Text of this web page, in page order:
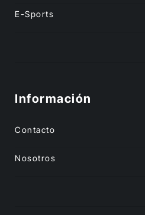
E-Sports
Información
Contacto
Nosotros